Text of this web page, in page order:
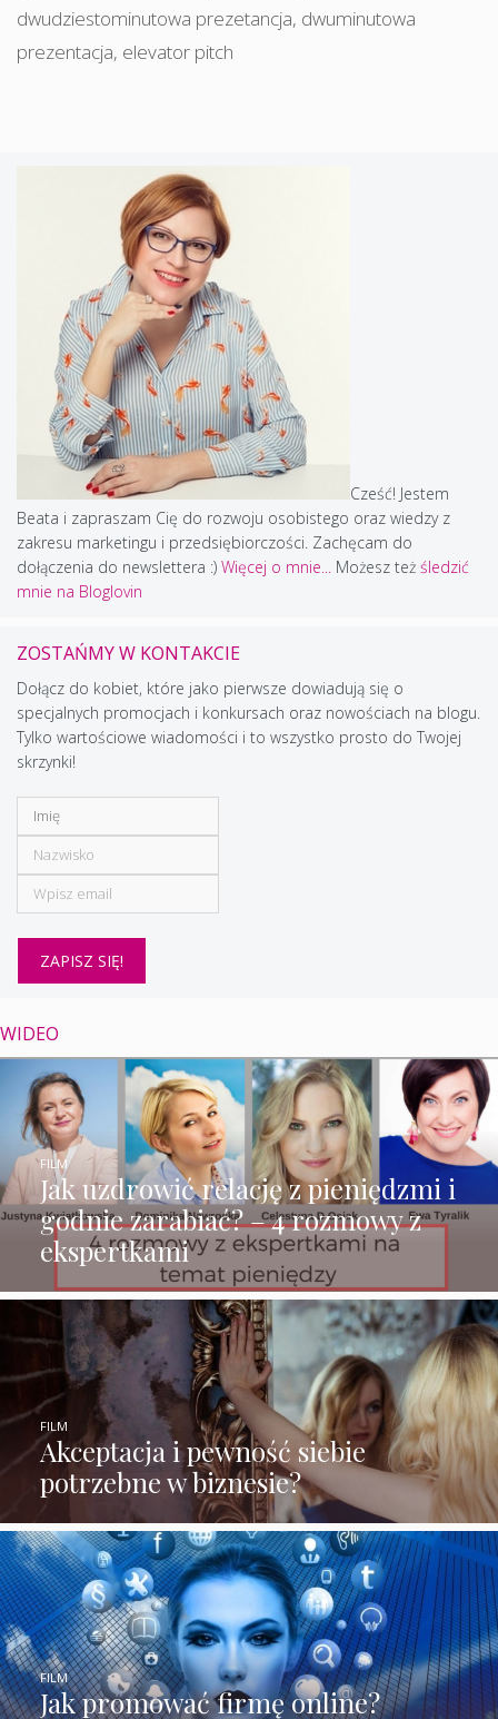
dwudziestominutowa prezetancja, dwuminutowa
prezentacja, elevator pitch
Cześć! Jestem
Beata i zapraszam Cię do rozwoju osobistego oraz wiedzy z
zakresu marketingu i przedsiębiorczości. Zachęcam do
dołączenia do newslettera :) Więcej o mnie... Możesz też śledzić
mnie na Bloglovin
ZOSTAŃMY W KONTAKCIE
Dołącz do kobiet, które jako pierwsze dowiadują się o
specjalnych promocjach i konkursach oraz nowościach na blogu.
Tylko wartościowe wiadomości i to wszystko prosto do Twojej
skrzynki!
WIDEO
Jak uzdrowić relację z pieniędzmi i
godnie zarabiać? – 4 rozmowy z
ekspertkami
FILM
Akceptacja i pewność siebie
potrzebne w biznesie?
FILM
Jak promować firmę online?
FILM